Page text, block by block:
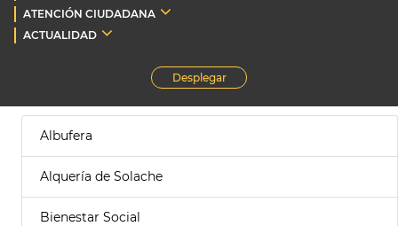
ATENCIÓN CIUDADANA
ACTUALIDAD
Desplegar
Albufera
Alquería de Solache
Bienestar Social